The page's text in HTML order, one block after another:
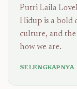
Putri Laila
Hidup is a bold
culture, and the
how we are.
SELENGKAPNYA